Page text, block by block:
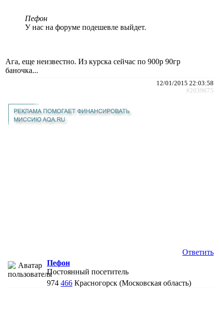
Пефон
У нас на форуме подешевле выйдет.
Ага, еще неизвестно. Из курска сейчас по 900р 90гр
баночка...
12/01/2015 22:03:58
#2039675
Ответить
Пефон
Постоянный посетитель
974 466 Красногорск (Московская область)